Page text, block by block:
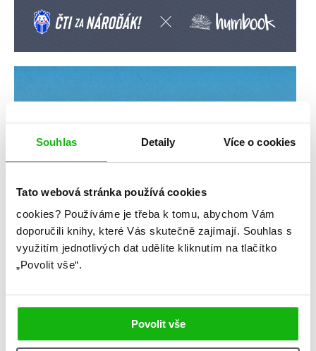
Souhlas Detaily Více o cookies
Tato webová stránka používá cookies
cookies? Používáme je třeba k tomu, abychom Vám
doporučili knihy, které Vás skutečně zajímají. Souhlas s
využitím jednotlivých dat udělíte kliknutím na tlačítko
„Povolit vše“.
Povolit vše